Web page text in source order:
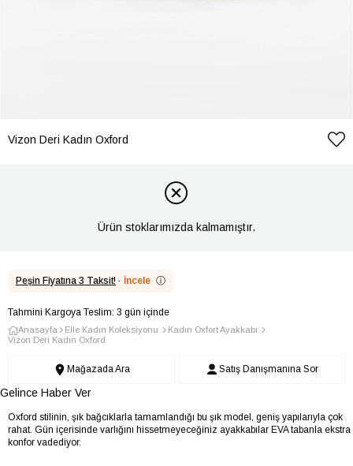
Vizon Deri Kadın Oxford
Ürün stoklarımızda kalmamıştır.
Peşin Fiyatına 3 Taksit! · İncele ⓘ
Tahmini Kargoya Teslim: 3 gün içinde
Anasayfa Elle Kadın Koleksiyonu
Kadın Oxfort Ayakkabı
Vizon Deri Kadın Oxford
Mağazada Ara Satış Danışmanına Sor
Gelince Haber Ver
Oxford stilinin, şık bağcıklarla tamamlandığı bu şık model, geniş yapılarıyla çok
rahat. Gün içerisinde varlığını hissetmeyeceğiniz ayakkabılar EVA tabanla ekstra
konfor vadediyor.